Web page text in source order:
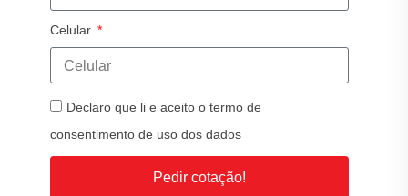
Celular
Declaro que li e aceito o termo de
consentimento de uso dos dados
Pedir cotação!